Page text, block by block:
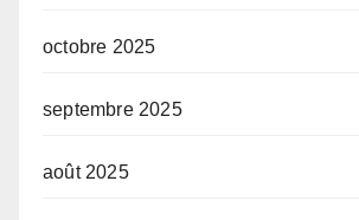
octobre 2025
septembre 2025
août 2025